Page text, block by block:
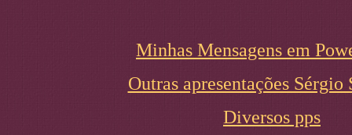
Minhas Mensagens em
Outras apresentações
Diversos pps